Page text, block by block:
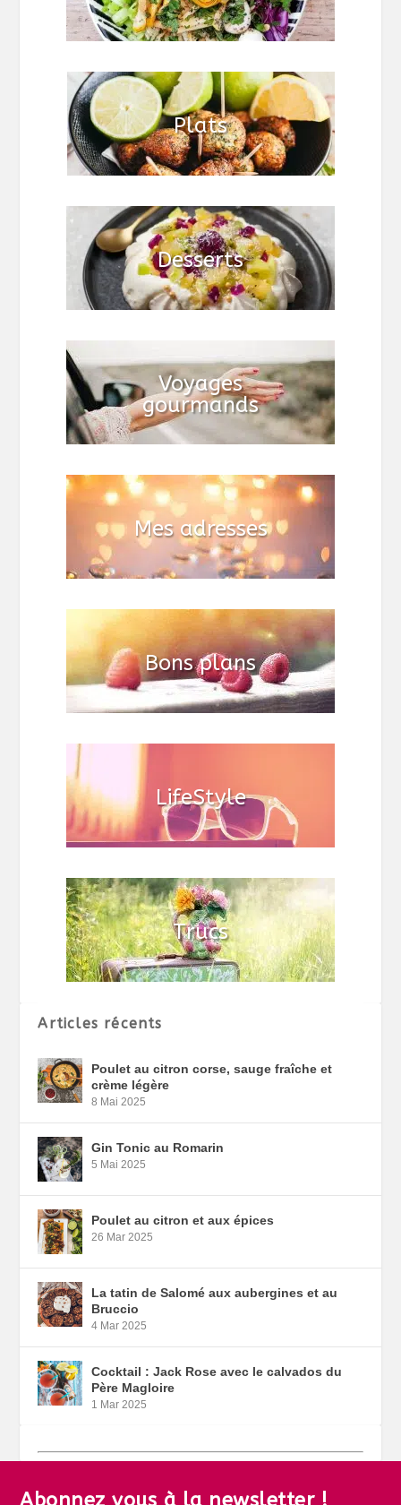
Articles récents
Poulet au citron corse, sauge fraîche et
crème légère
8 Mai 2025
Gin Tonic au Romarin
5 Mai 2025
Poulet au citron et aux épices
26 Mar 2025
La tatin de Salomé aux aubergines et au
Bruccio
4 Mar 2025
Cocktail : Jack Rose avec le calvados du
Père Magloire
1 Mar 2025